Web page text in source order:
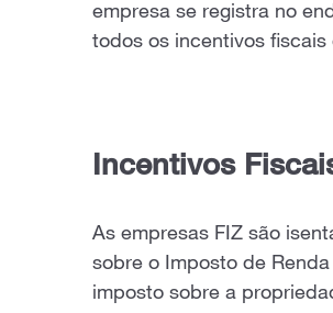
empresa se registra no
todos os incentivos
Incentivos
As empresas FIZ são
sobre o Imposto de
imposto sobre a